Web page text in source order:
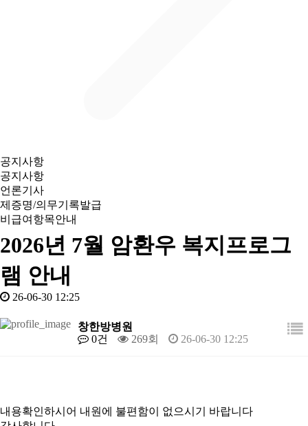
공지사항
공지사항
언론기사
제증명/의무기록발급
비급여항목안내
2026년 7월 암환우 복지프로그
램 안내
26-06-30 12:25
창한방병원
0건
269회 26-06-30 12:25
내용확인하시어 내원에 불편함이 없으시기 바랍니다